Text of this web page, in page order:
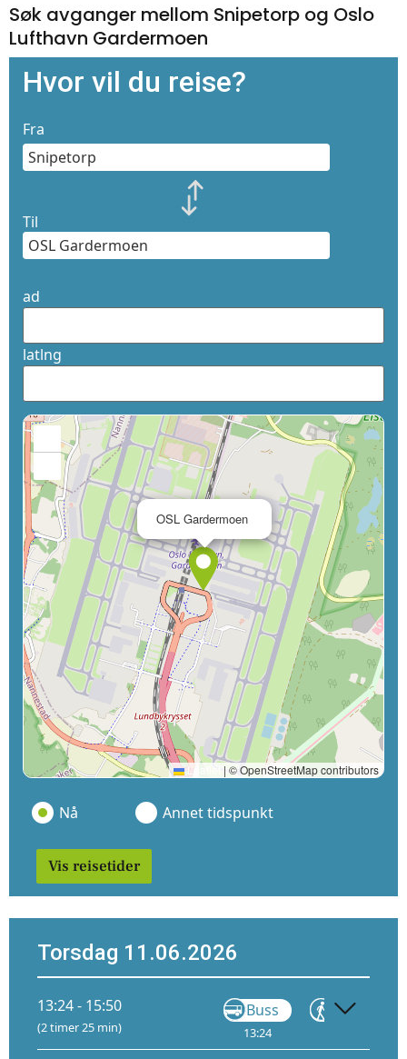
Søk avganger mellom Snipetorp og Oslo
Lufthavn Gardermoen
Hvor vil du reise?
Fra
Til
ad
latlng
OSL Gardermoen
Leaflet | © OpenStreetMap contributors
Nå Annet tidspunkt
Vis reisetider
Torsdag 11.06.2026
13:24 - 15:50
(2 timer 25 min)
Buss
13:24
Gå